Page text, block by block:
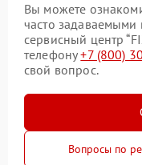
Вы можете
часто задаваемыми
сервисный центр
телефону+7 (800)
свой вопрос.
Вопросы по